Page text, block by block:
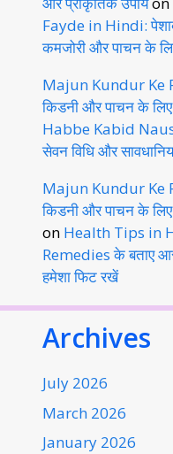
Fayde in Hindi:
कमजोरी और पाचन के
Majun Kundur Ke
किडनी और पाचन के
Habbe Kabid
सेवन विधि और
Majun Kundur Ke
किडनी और पाचन के लिए
on Health Tips in
Remedies के बताए
हमेशा फिट रखें
Archives
July 2026
March 2026
January 2026